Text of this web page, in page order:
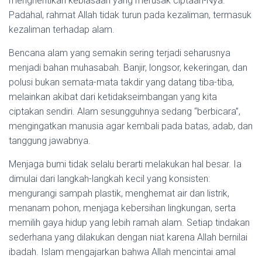
Padahal, rahmat Allah tidak turun pada kezaliman, termasuk
kezaliman terhadap alam.
Bencana alam yang semakin sering terjadi seharusnya
menjadi bahan muhasabah. Banjir, longsor, kekeringan, dan
polusi bukan semata-mata takdir yang datang tiba-tiba,
melainkan akibat dari ketidakseimbangan yang kita
ciptakan sendiri. Alam sesungguhnya sedang “berbicara”,
mengingatkan manusia agar kembali pada batas, adab, dan
tanggung jawabnya.
Menjaga bumi tidak selalu berarti melakukan hal besar. Ia
dimulai dari langkah-langkah kecil yang konsisten:
mengurangi sampah plastik, menghemat air dan listrik,
menanam pohon, menjaga kebersihan lingkungan, serta
memilih gaya hidup yang lebih ramah alam. Setiap tindakan
sederhana yang dilakukan dengan niat karena Allah bernilai
ibadah. Islam mengajarkan bahwa Allah mencintai amal